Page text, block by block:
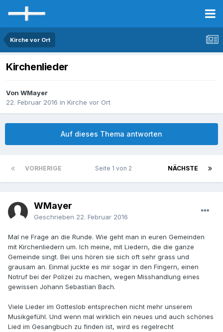
Kirche vor Ort
Kirchenlieder
Von WMayer
22. Februar 2016 in Kirche vor Ort
Auf dieses Thema antworten
VORHERIGE NÄCHSTE
Seite 1 von 2
WMayer
Geschrieben 22. Februar 2016
Mal ne Frage an die Runde. Wie geht man in euren Gemeinden
mit Kirchenliedern um. Ich meine, mit Liedern, die die ganze
Gemeinde singt. Bei uns hören sie sich oft sehr grass und
grausam an. Einmal juckte es mir sogar in den Fingern, einen
Notruf bei der Polizei zu machen, wegen Misshandlung eines
gewissen Johann Sebastian Bach.
Viele Lieder im Gotteslob entsprechen nicht mehr unserem
Musikgefühl. Und wenn mal wirklich ein neues und auch schönes
Lied im Gesangbuch zu finden ist, wird es regelrecht